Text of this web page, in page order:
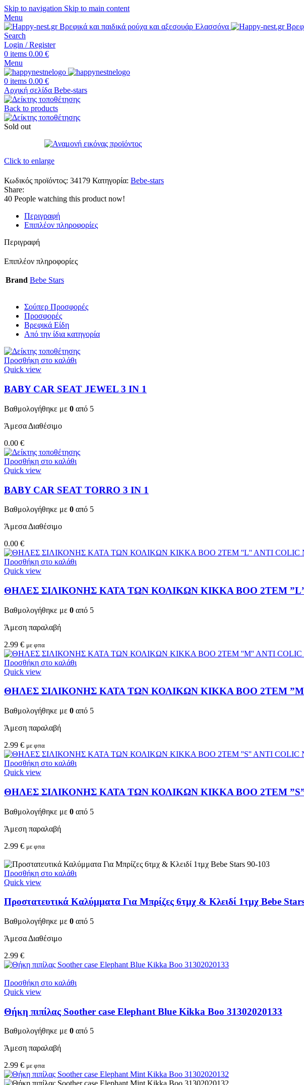
Skip to navigation Skip to main content
Menu
Search
Login / Register
0 items 0.00 €
Menu
0 items 0.00 €
Αρχική σελίδα Bebe-stars
Back to products
Sold out
Click to enlarge
Κωδικός προϊόντος: 34179 Κατηγορία: Bebe-stars
Share:
40 People watching this product now!
Περιγραφή
Επιπλέον πληροφορίες
Περιγραφή
Επιπλέον πληροφορίες
Brand Bebe Stars
Σούπερ Προσφορές
Προσφορές
Βρεφικά Είδη
Από την ίδια κατηγορία
Προσθήκη στο καλάθι
Quick view
BABY CAR SEAT JEWEL 3 ΙΝ 1
Βαθμολογήθηκε με 0 από 5
Άμεσα Διαθέσιμο
0.00 €
Προσθήκη στο καλάθι
Quick view
BABY CAR SEAT TORRO 3 ΙΝ 1
Βαθμολογήθηκε με 0 από 5
Άμεσα Διαθέσιμο
0.00 €
Προσθήκη στο καλάθι
Quick view
ΘΗΛΕΣ ΣΙΛΙΚΟΝΗΣ ΚΑΤΑ ΤΩΝ ΚΟΛΙΚΩΝ KIKKA BOO 2TEM ”L”
Βαθμολογήθηκε με 0 από 5
Άμεση παραλαβή
2.99 € με φπα
Προσθήκη στο καλάθι
Quick view
ΘΗΛΕΣ ΣΙΛΙΚΟΝΗΣ ΚΑΤΑ ΤΩΝ ΚΟΛΙΚΩΝ KIKKA BOO 2TEM ”M”
Βαθμολογήθηκε με 0 από 5
Άμεση παραλαβή
2.99 € με φπα
Προσθήκη στο καλάθι
Quick view
ΘΗΛΕΣ ΣΙΛΙΚΟΝΗΣ ΚΑΤΑ ΤΩΝ ΚΟΛΙΚΩΝ KIKKA BOO 2TEM ”S”
Βαθμολογήθηκε με 0 από 5
Άμεση παραλαβή
2.99 € με φπα
Προσθήκη στο καλάθι
Quick view
Προστατευτικά Καλύμματα Για Μπρίζες 6τμχ & Κλειδί 1τμχ Bebe
Βαθμολογήθηκε με 0 από 5
Άμεσα Διαθέσιμο
2.99 €
Προσθήκη στο καλάθι
Quick view
Θήκη πιπίλας Soother case Elephant Blue Kikka Boo 31302020133
Βαθμολογήθηκε με 0 από 5
Άμεση παραλαβή
2.99 € με φπα